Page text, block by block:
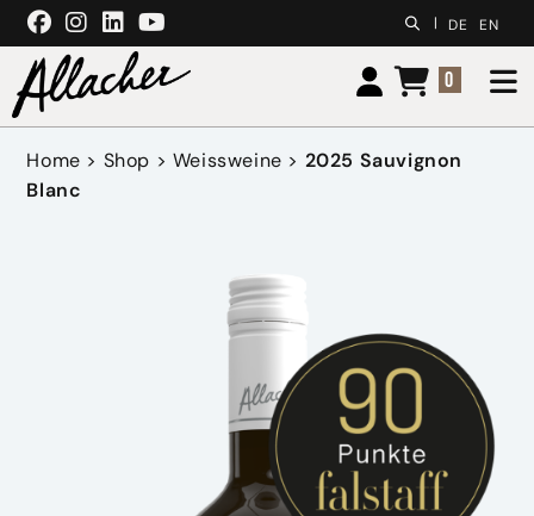
Zum Inhalt springen
| DE EN
0
Home > Shop > Weissweine > 2025 Sauvignon
Blanc